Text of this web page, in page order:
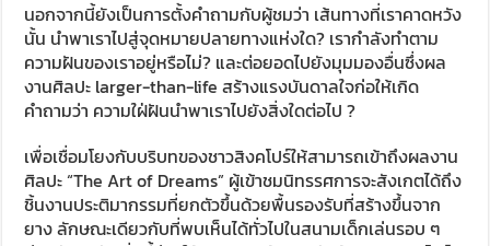
นอกจากนี้ยังเป็นการตั้งคำถามกับผู้ชมว่า เส้นทางที่เราคาดหวัง
นั้น นำพาเราไปสู่จุดหมายปลายทางแห่งใด? เรากำลังทำตาม
ความฝันของเราอยู่หรือไม่? และต่อยอดไปยังมุมมองอื่นซึ่งผล
งานศิลปะ larger-than-life สร้างแรงบันดาลใจก่อให้เกิด
คำถามว่า ความใฝ่ฝันนำพาเราไปยังสิ่งใดต่อไป ?
เพื่อเชื่อมโยงกับบริบทของชาวสิงคโปร์ให้สามารถเข้าถึงผลงาน
ศิลปะ “The Art of Dreams” ผู้เข้าชมนิทรรศการจะสังเกตได้ถึง
ชิ้นงานประติมากรรมที่ยกตัวขึ้นด้วยพื้นรองรับที่สร้างขึ้นจาก
ยาง ลักษณะเดียวกับที่พบเห็นได้ทั่วไปในสนามเด็กเล่นรอบ ๆ